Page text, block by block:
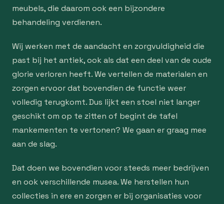
meubels, die daarom ook een bijzondere
behandeling verdienen.
Wij werken met de aandacht en zorgvuldigheid die
past bij het antiek, ook als dat een deel van de oude
glorie verloren heeft. We vertellen de materialen en
zorgen ervoor dat bovendien de functie weer
volledig terugkomt. Dus lijkt een stoel niet langer
geschikt om op te zitten of begint de tafel
mankementen te vertonen? We gaan er graag mee
aan de slag.
Dat doen we bovendien voor steeds meer bedrijven
en ook verschillende musea. We herstellen hun
collecties in ere en zorgen er bij organisaties voor